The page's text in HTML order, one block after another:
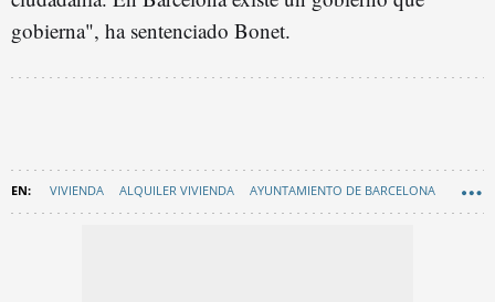
gobierna", ha sentenciado Bonet.
VIVIENDA ALQUILER VIVIENDA AYUNTAMIENTO DE BARCELONA